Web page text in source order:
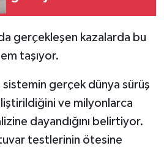
gerçekleşen kazalarda bu
taşıyor.
gerçek dünya sürüş
ve milyonlarca
dayandığını belirtiyor.
testlerinin ötesine